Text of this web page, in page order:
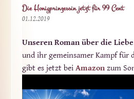
Die Honigprinzessin jetzt für 99 Cent
01.12.2019
Unseren Roman über die
und ihr gemeinsamer Kampf für
gibt es jetzt beiAmazon zum
Player